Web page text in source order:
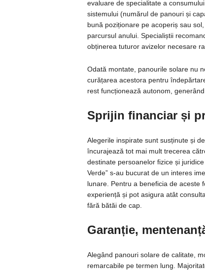
evaluare de specialitate a
sistemului (numărul de panouri și
bună poziționare pe acoperiș sau
parcursul anului. Specialiștii
obținerea tuturor avizelor necesare
Odată montate, panourile solare nu
curățarea acestora pentru
rest funcționează autonom,
Sprijin financiar și
Alegerile inspirate sunt susținute și
încurajează tot mai mult trecerea
destinate persoanelor fizice și
Verde” s-au bucurat de un interes
lunare. Pentru a beneficia de aceste
experiență și pot asigura atât
fără bătăi de cap.
Garanție,
Alegând panouri solare de calitate,
remarcabile pe termen lung.